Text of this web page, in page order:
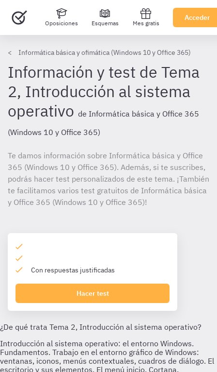
Oposiciones Esquemas Mes gratis
Acceder
Informática básica y ofimática (Windows 10 y Office 365)
Información y test de Tema
2, Introducción al sistema
operativo de Informática básica y Office 365
(Windows 10 y Office 365)
Te damos información sobre Informática básica y Office
365 (Windows 10 y Office 365). Además, si te suscribes,
podrás hacer test personalizados de este tema. ¡También
te facilitamos varios test gratuitos de Informática básica
y Office 365 (Windows 10 y Office 365)!
Con respuestas justificadas
Hacer test